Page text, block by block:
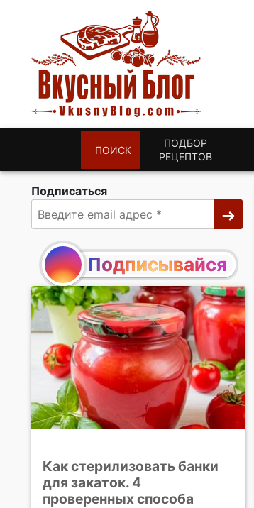
ПОИСК
ПОДБОР
РЕЦЕПТОВ
Подписаться
Подписывайся
Как стерилизовать банки
для закаток. 4
проверенных способа